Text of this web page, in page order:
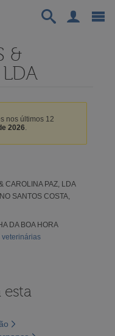
&
nos últimos 12
2026.
CAROLINA PAZ, LDA
SANTOS COSTA,
DA BOA HORA
veterinárias
esta